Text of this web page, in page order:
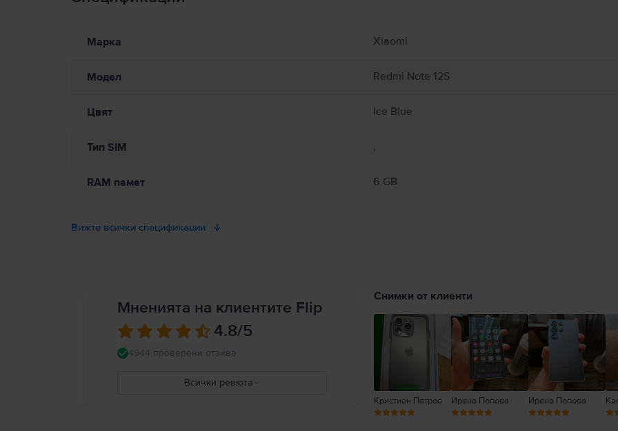
Марка Xiaomi
Модел Redmi Note 12S
Цвят Ice Blue
Тип SIM ,
RAM памет 6 GB
Вижте всички спецификации
Мненията на клиентите Flip
4.8/5
4944 проверени отзива
Всички ревюта
Снимки от клиенти
Кристиан Петров Ирена Попова Ирена Попова